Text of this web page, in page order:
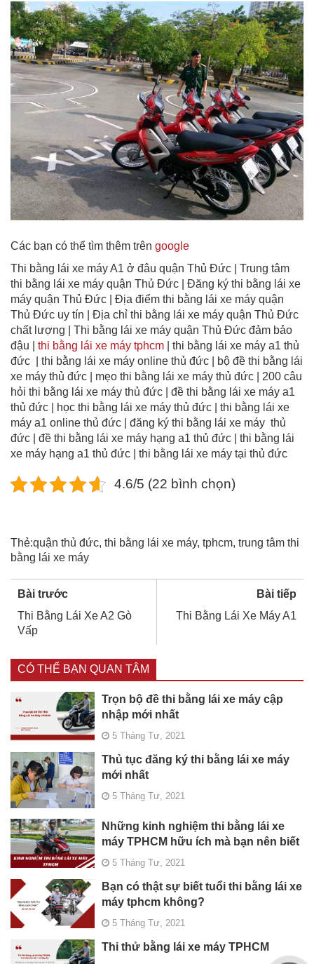
Các bạn có thể tìm thêm trên google
Thi bằng lái xe máy A1 ở đâu quận Thủ Đức | Trung tâm
thi bằng lái xe máy quận Thủ Đức | Đăng ký thi bằng lái xe
máy quận Thủ Đức | Địa điểm thi bằng lái xe máy quận
Thủ Đức uy tín | Địa chỉ thi bằng lái xe máy quận Thủ Đức
chất lượng | Thi bằng lái xe máy quận Thủ Đức đảm bảo
đậu | thi bằng lái xe máy tphcm | thi bằng lái xe máy a1 thủ
đức | thi bằng lái xe máy online thủ đức | bộ đề thi bằng lái
xe máy thủ đức | mẹo thi bằng lái xe máy thủ đức | 200 câu
hỏi thi bằng lái xe máy thủ đức | đề thi bằng lái xe máy a1
thủ đức | học thi bằng lái xe máy thủ đức | thi bằng lái xe
máy a1 online thủ đức | đăng ký thi bằng lái xe máy thủ
đức | đề thi bằng lái xe máy hạng a1 thủ đức | thi bằng lái
xe máy hạng a1 thủ đức | thi bằng lái xe máy tại thủ đức
4.6/5 (22 bình chọn)
Thẻ:quận thủ đức, thi bằng lái xe máy, tphcm, trung tâm thi
bằng lái xe máy
Bài trước
Thi Bằng Lái Xe A2 Gò
Vấp
Bài tiếp
Thi Bằng Lái Xe Máy A1
CÓ THỂ BẠN QUAN TÂM
Trọn bộ đề thi bằng lái xe máy cập
nhập mới nhất
5 Tháng Tư, 2021
Thủ tục đăng ký thi bằng lái xe máy
mới nhất
5 Tháng Tư, 2021
Những kinh nghiệm thi bằng lái xe
máy TPHCM hữu ích mà bạn nên biết
5 Tháng Tư, 2021
Bạn có thật sự biết tuổi thi bằng lái xe
máy tphcm không?
5 Tháng Tư, 2021
Thi thử bằng lái xe máy TPHCM